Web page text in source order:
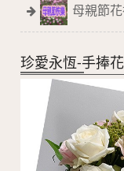
母親節
珍愛永恆-手捧花